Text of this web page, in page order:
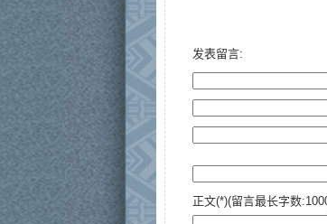
发表留言:
正文(*)(留言最长字数